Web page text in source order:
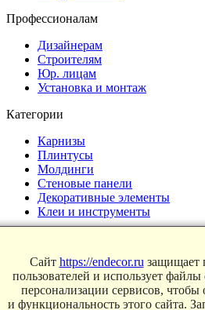
Профессионалам
Дизайнерам
Строителям
Юр. лицам
Установка и монтаж
Категории
Карнизы
Плинтусы
Молдинги
Стеновые панели
Декоративные элементы
Клеи и инструменты
Интерьеры
Блог
Магазин
Сайт https://endecor.ru защищает
пользователей и использует
персонализации сервисов, чтобы
и функциональность этого сайта.